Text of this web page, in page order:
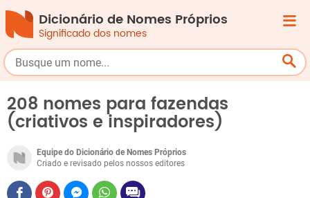
Dicionário de Nomes Próprios
Significado dos nomes
208 nomes para fazendas
(criativos e inspiradores)
Equipe do Dicionário de Nomes Próprios
Criado e revisado pelos nossos editores